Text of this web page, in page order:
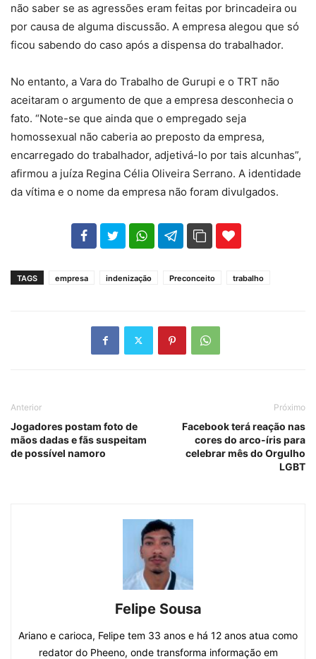
não saber se as agressões eram feitas por brincadeira ou
por causa de alguma discussão. A empresa alegou que só
ficou sabendo do caso após a dispensa do trabalhador.
No entanto, a Vara do Trabalho de Gurupi e o TRT não
aceitaram o argumento de que a empresa desconhecia o
fato. “Note-se que ainda que o empregado seja
homossexual não caberia ao preposto da empresa,
encarregado do trabalhador, adjetivá-lo por tais alcunhas”,
afirmou a juíza Regina Célia Oliveira Serrano. A identidade
da vítima e o nome da empresa não foram divulgados.
102 35
TAGS empresa indenização Preconceito trabalho
Anterior
Jogadores postam foto de
mãos dadas e fãs suspeitam
de possível namoro
Próximo
Facebook terá reação nas
cores do arco-íris para
celebrar mês do Orgulho
LGBT
Felipe Sousa
Ariano e carioca, Felipe tem 33 anos e há 12 anos atua como
redator do Pheeno, onde transforma informação em